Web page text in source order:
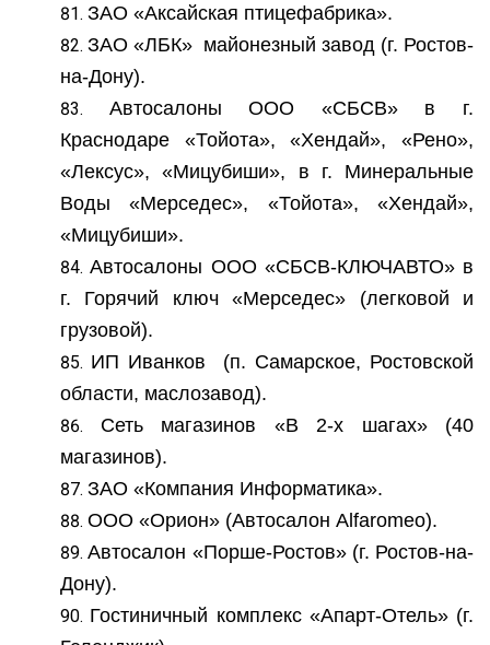
ЗАО «Аксайская птицефабрика».
ЗАО «ЛБК» майонезный завод (г. Ростов-
на-Дону).
Автосалоны ООО «СБСВ» в г.
Краснодаре «Тойота», «Хендай», «Рено»,
«Лексус», «Мицубиши», в г. Минеральные
Воды «Мерседес», «Тойота», «Хендай»,
«Мицубиши».
Автосалоны ООО «СБСВ-КЛЮЧАВТО» в
г. Горячий ключ «Мерседес» (легковой и
грузовой).
ИП Иванков (п. Самарское, Ростовской
области, маслозавод).
Сеть магазинов «В 2-х шагах» (40
магазинов).
ЗАО «Компания Информатика».
ООО «Орион» (Автосалон Alfaromeo).
Автосалон «Порше-Ростов» (г. Ростов-на-
Дону).
Гостиничный комплекс «Апарт-Отель» (г.